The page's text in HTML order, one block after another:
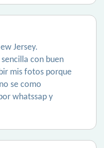
Jersey.
con buen
mis fotos porque
se como
whatssap y